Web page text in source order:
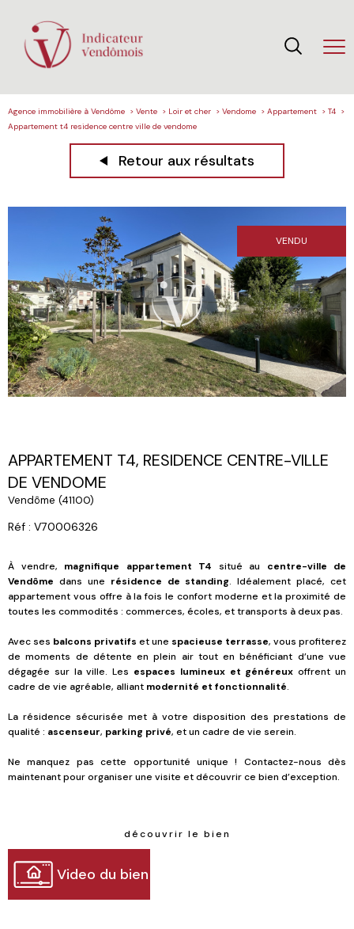
Agence immobilière à Vendôme Vente Loir et cher Vendome Appartement
T4
Appartement t4 residence centre ville de vendome
Retour aux résultats
VENDU
APPARTEMENT T4, RESIDENCE CENTRE-VILLE
DE VENDOME
Vendôme (41100)
Réf : V70006326
À vendre, magnifique appartement T4 situé au centre-ville de
Vendôme dans une résidence de standing. Idéalement placé, cet
appartement vous offre à la fois le confort moderne et la proximité de
toutes les commodités : commerces, écoles, et transports à deux pas.
Avec ses balcons privatifs et une spacieuse terrasse, vous profiterez
de moments de détente en plein air tout en bénéficiant d’une vue
dégagée sur la ville. Les espaces lumineux et généreux offrent un
cadre de vie agréable, alliant modernité et fonctionnalité.
La résidence sécurisée met à votre disposition des prestations de
qualité : ascenseur, parking privé, et un cadre de vie serein.
Ne manquez pas cette opportunité unique ! Contactez-nous dès
maintenant pour organiser une visite et découvrir ce bien d’exception.
découvrir le bien
Video du bien